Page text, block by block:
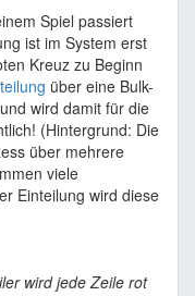
Spiel passiert
ist im System erst
Kreuz zu Beginn
über eine Bulk-
wird damit für die
(Hintergrund: Die
über mehrere
viele
Einteilung wird diese
wird jede Zeile rot